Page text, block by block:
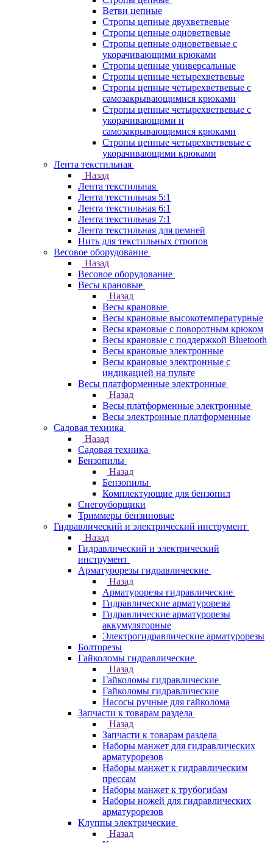
Ветви цепные
Стропы цепные двухветвевые
Стропы цепные одноветвевые
Стропы цепные одноветвевые с
укорачивающими крюками
Стропы цепные универсальные
Стропы цепные четырехветвевые
Стропы цепные четырехветвевые с
самозакрывающимися крюками
Стропы цепные четырехветвевые с
укорачивающими и
самозакрывающимися крюками
Стропы цепные четырехветвевые с
укорачивающими крюками
Лента текстильная
Назад
Лента текстильная
Лента текстильная 5:1
Лента текстильная 6:1
Лента текстильная 7:1
Лента текстильная для ремней
Нить для текстильных стропов
Весовое оборудование
Назад
Весовое оборудование
Весы крановые
Назад
Весы крановые
Весы крановые высокотемпературные
Весы крановые с поворотным крюком
Весы крановые с поддержкой Bluetooth
Весы крановые электронные
Весы крановые электронные с
индикацией на пульте
Весы платформенные электронные
Назад
Весы платформенные электронные
Весы электронные платформенные
Садовая техника
Назад
Садовая техника
Бензопилы
Назад
Бензопилы
Комплектующие для бензопил
Снегоуборщики
Триммеры бензиновые
Гидравлический и электрический инструмент
Назад
Гидравлический и электрический
инструмент
Арматурорезы гидравлические
Назад
Арматурорезы гидравлические
Гидравлические арматурорезы
Гидравлические арматурорезы
аккумуляторные
Электрогидравлические арматурорезы
Болторезы
Гайколомы гидравлические
Назад
Гайколомы гидравлические
Гайколомы гидравлические
Насосы ручные для гайколома
Запчасти к товарам раздела
Назад
Запчасти к товарам раздела
Наборы манжет для гидравлических
арматурорезов
Наборы манжет к гидравлическим
прессам
Наборы манжет к трубогибам
Наборы ножей для гидравлических
арматурорезов
Клуппы электрические
Назад